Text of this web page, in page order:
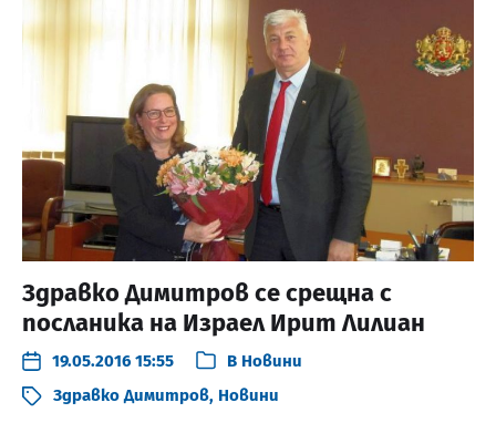
Здравко Димитров се срещна с
посланика на Израел Ирит Лилиан
19.05.2016 15:55 В Новини
Здравко Димитров, Новини